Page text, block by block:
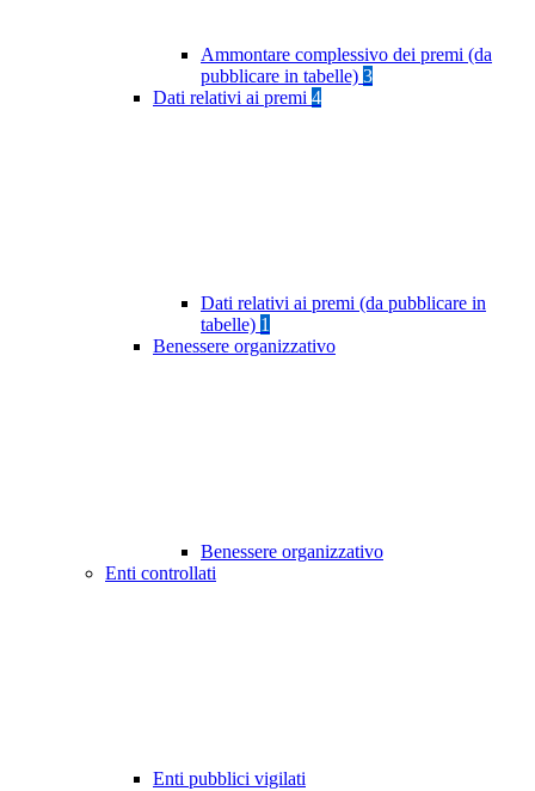
Ammontare complessivo dei premi (da
pubblicare in tabelle) 3
Dati relativi ai premi 4
Dati relativi ai premi (da pubblicare in
tabelle) 1
Benessere organizzativo
Benessere organizzativo
Enti controllati
Enti pubblici vigilati